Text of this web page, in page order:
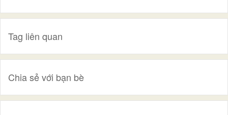
Tag liên quan
Chia sẻ với bạn bè